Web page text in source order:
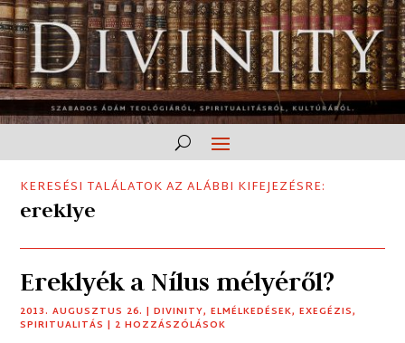
KERESÉSI TALÁLATOK AZ ALÁBBI KIFEJEZÉSRE:
ereklye
Ereklyék a Nílus mélyéről?
2013. AUGUSZTUS 26. |DIVINITY,ELMÉLKEDÉSEK,EXEGÉZIS,
SPIRITUALITÁS | 2 HOZZÁSZÓLÁSOK